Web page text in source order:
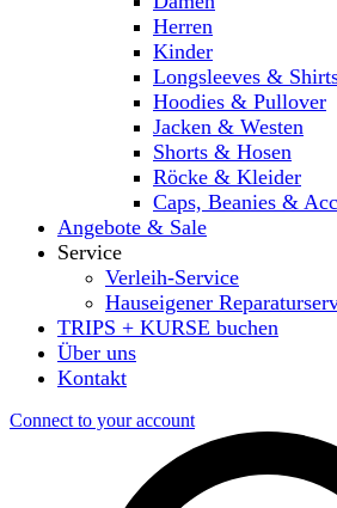
Herren
Kinder
Longsleeves &
Hoodies & Pullover
Jacken & Westen
Shorts & Hosen
Röcke & Kleider
Caps, Beanies &
Angebote & Sale
Service
Verleih-Service
Hauseigener
TRIPS + KURSE buchen
Über uns
Kontakt
Connect to your account